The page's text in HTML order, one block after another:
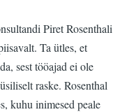
Piret Rosenthali
Ta ütles, et
sest tööajad ei ole
raske. Rosenthal
kuhu inimesed peale